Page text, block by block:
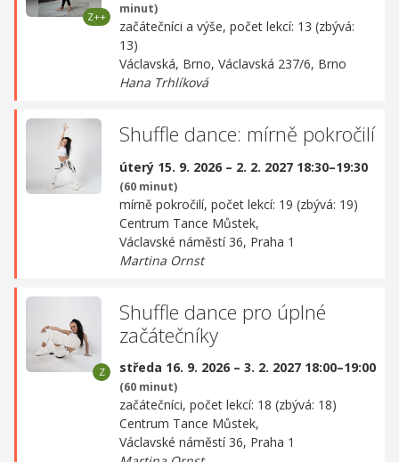
minut)
začátečníci a výše, počet lekcí: 13 (zbývá:
13)
Václavská, Brno, Václavská 237/6, Brno
Hana Trhlíková
Shuffle dance: mírně pokročilí
úterý 15. 9. 2026 – 2. 2. 2027 18:30–19:30
(60 minut)
mírně pokročilí, počet lekcí: 19 (zbývá: 19)
Centrum Tance Můstek,
Václavské náměstí 36, Praha 1
Martina Ornst
Shuffle dance pro úplné
začátečníky
středa 16. 9. 2026 – 3. 2. 2027 18:00–19:00
(60 minut)
začátečníci, počet lekcí: 18 (zbývá: 18)
Centrum Tance Můstek,
Václavské náměstí 36, Praha 1